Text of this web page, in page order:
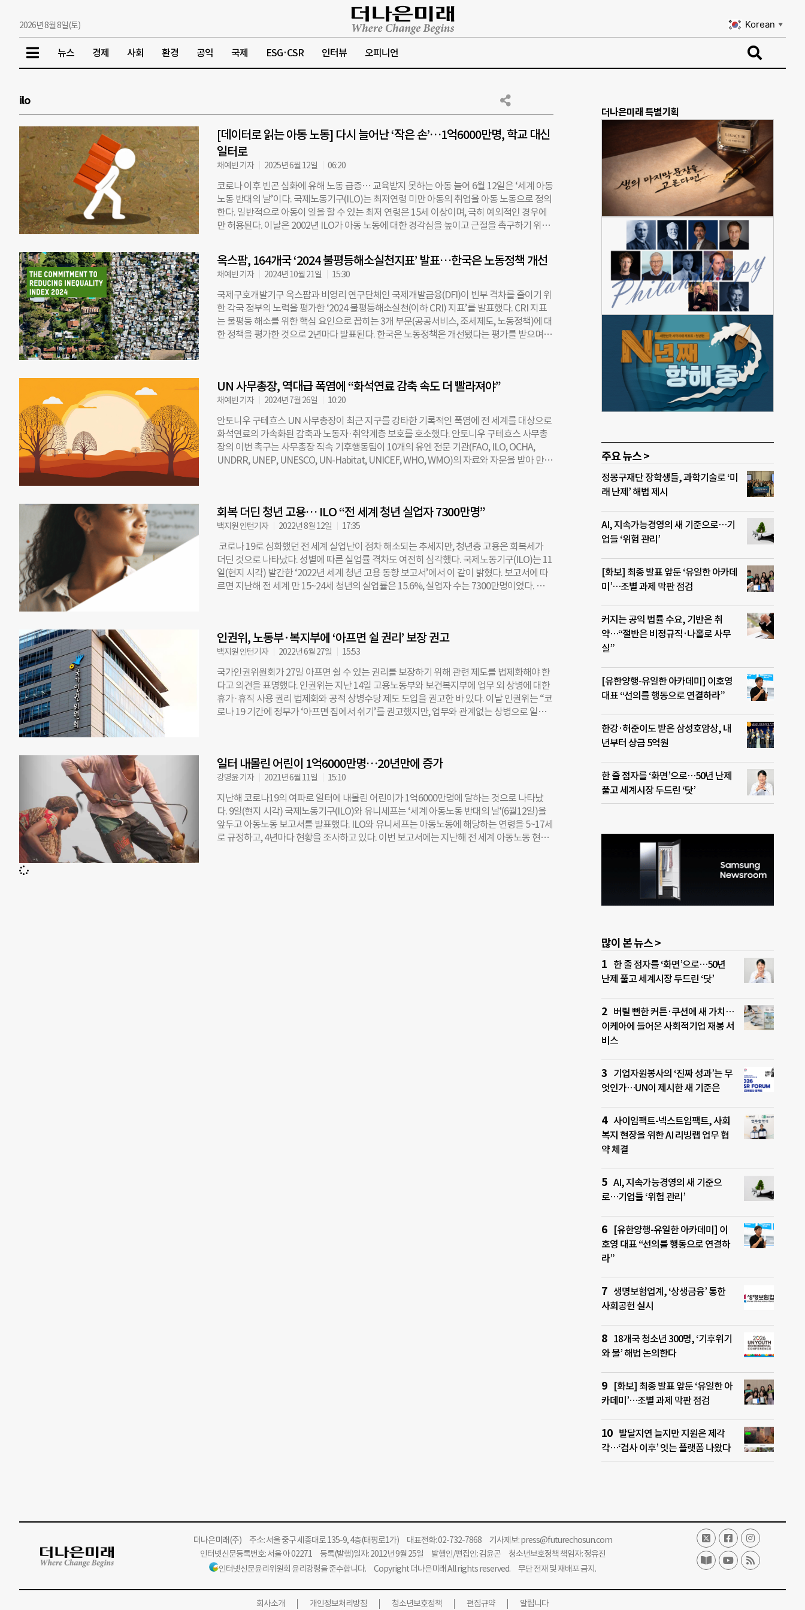
2026년 8월 8일(토) Korean ▼
뉴스 경제 사회 환경 공익 국제 ESG·CSR 인터뷰 오피니언
ilo
[데이터로 읽는 아동 노동] 다시 늘어난 ‘작은 손’…1억6000만명, 학교 대신
일터로
채예빈 기자 2025년 6월 12일 06:20
코로나 이후 빈곤 심화에 유해 노동 급증… 교육받지 못하는 아동 늘어 6월 12일은 ‘세계 아동
노동 반대의 날’이다. 국제노동기구(ILO)는 최저연령 미만 아동의 취업을 아동 노동으로 정의
한다. 일반적으로 아동이 일을 할 수 있는 최저 연령은 15세 이상이며, 극히 예외적인 경우에
만 허용된다. 이날은 2002년 ILO가 아동 노동에 대한 경각심을 높이고 근절을 촉구하기 위해
다. ◇ 1억 6000만명 2021년 유니세프와 국제노동기구가 발표한 보고서에 따르면, 전 세계
아동 노동자의 수는 1억 6000만 명에 달한다. 이는 전 세계 5~17세 아동 인구의 10%에 해당
한다. 특히, 아동 노동자 수는 지난 4년 전에 비해 840만 명 증가했으며, 하향세를 보이던 아동
노동 인구가 20년 만에 처음으로 증가세로 돌아섰다. 그중에서도 5~11세 어린이 수가 눈에
띄게 증가해 현재 전 세계 아동 노동자의 절반 이상을 차지하고 있다. 아동 노동 증가의 배경
에는 코로나19로 인해 취약 계층의 빈곤이 심화하고 학교 폐쇄가 길어지며 더 많은 어린이가
노동 시장에 내몰린 것이 있다는 분석이 나온다. 보고서는 세계 아동 노동 인구가 2022년 말
년 이후 650만명 증가한 수치다. 이 가운데 430만명은
옥스팜, 164개국 ‘2024 불평등해소실천지표’ 발표…한국은 노동정책 개선
채예빈 기자 2024년 10월 21일 15:30
국제구호개발기구 옥스팜과 비영리 연구단체인 국제개발금융(DFI)이 빈부 격차를 줄이기 위
한 각국 정부의 노력을 평가한 ‘2024 불평등해소실천(이하 CRI) 지표’를 발표했다. CRI 지표
는 불평등 해소를 위한 핵심 요인으로 꼽히는 3개 부문(공공서비스, 조세제도, 노동정책)에 대
한 정책을 평가한 것으로 2년마다 발표된다. 한국은 노동정책은 개선됐다는 평가를 받으며
의 비중이 축소됐고 세제 및 노동권과 최저임금 부문은 역행했다. 조사 대상 10개국 중 9개국
이 1개 이상의 부문에서 퇴행했는데 이는 추세를 되돌리기 긴급 정책이 없으면 90%의 국가
에서 경제적 불평등이 더욱 심화할 것을 시사한다. CRI가 2017년 시범 도입된 이래 처음으로
대부분의 국가에서 3개 부문(공공서비스, 조세제도, 노동정책)이 모두 후퇴했다. 84%의 국가
가 교육, 보건, 사회보장에 대한 투자를 삭감했고, 81%의 국가에서는 불평등을 줄이는 조세
제도의 역할이 약화했으며, 90%의 국가에서는 노동권과 최저임금 상황이 악화했다. 또한 세
계은행 및 국제통화기금(IMF)의 자금을 지원받은 100개국 중 94개국이 지난 2년 동안 공공
국이 삭감을 추진한 것으로 조사됐다. 조사 국가 중 41%가 법률적·실질적 노동권과 노조 조
직화 측면에서 2022년도 지표
UN 사무총장, 역대급 폭염에 “화석연료 감축 속도 더 빨라져야”
채예빈 기자 2024년 7월 26일 10:20
안토니우 구테흐스 UN 사무총장이 최근 지구를 강타한 기록적인 폭염에 전 세계를 대상으로
화석연료의 가속화된 감축과 노동자·취약계층 보호를 호소했다. 안토니우 구테흐스 사무총
장의 이번 촉구는 사무총장 직속 기후행동팀이 10개의 유엔 전문 기관(FAO, ILO, OCHA,
UNDRR, UNEP, UNESCO, UN-Habitat, UNICEF, WHO, WMO)의 자료와 자문을 받아 만든
기록되기도 했다. 이는 인명피해뿐 아니라 경제적 피해까지 일으킨다. 연구 결과에 따르면
2000년부터 2019년까지 매년 약 48만 9천 명의 사람들이 폭염으로 사망했다. ILO는 매년 폭
염으로 2285만 건의 부상과 1만8970건의 사망사고가 일어난다고 보고했다. 무더위로 인한
노동력 손실의 경제 규모는 2022년 기준 8630억 달러(한화 약 1195조 원)에 이른다. 보고서
는 기후위기가 불공평하며 야외노동자와 아동·노인·장애인·기저질환자 등 취약계층에 더욱
큰 타격을 입힌다고 말했다. 그러면서 ▲취약계층 보호 ▲노동자 보호 ▲데이터와 과학을 통
한 회복력 경제와 사회의 강화 ▲지구 온도 상승 1.5도 이내로 제한을 주문했다. 특히 보고서
의 생산과 소비를 30% 이상 줄이려 노력하는 것과 더불어 COP28에서 만든 약속을 제대로
이행하는 것이 필요하다”고 말한다. COP28에서 한
회복 더딘 청년 고용… ILO “전 세계 청년 실업자 7300만명”
백지원 인턴기자 2022년 8월 12일 17:35
코로나 19로 심화했던 전 세계 실업난이 점차 해소되는 추세지만, 청년층 고용은 회복세가
더딘 것으로 나타났다. 성별에 따른 실업률 격차도 여전히 심각했다. 국제노동기구(ILO)는 11
일(현지 시각) 발간한 ‘2022년 세계 청년 고용 동향 보고서’에서 이 같이 밝혔다. 보고서에 따
르면 지난해 전 세계 만 15~24세 청년의 실업률은 15.6%, 실업자 수는 7300만명이었다. 코로
남긴 ‘낙인 효과(Scarring effect)’의 영향을 장기적으로 받을 수 있다”고 설명했다. 노동시장
에서의 낙인효과는 직업 없이 긴 시간을 보내면서 전문적인 기술을 습득할 기회를 놓친 근로
자가 결국 더 적은 임금을 주는 일자리로 내몰리는 현상이다. 청년 실업률은 성별에 따라서도
차이가 있었다. 보고서는 청년 남성의 40.3%, 여성의 27.4%가 올해 취업할 수 있을 것으로 예
측했다. 청년 남성의 취업 가능성이 여성보다 약 1.5배 높다. 보고서는 “이 격차는 지난 20년
동안 거의 줄어들지 않았다”며 “중하위 소득국가는 17.3%p로 가장 격차가 크고, 고소득 국가
는 평균 2.3%p의 격차를 보였다”고 분석했다. 코로나 19 유행 당시 국가별 경제적 사정이 달
있다”고 지적했다. ILO는 청년층 일자리를 많이
인권위, 노동부·복지부에 ‘아프면 쉴 권리’ 보장 권고
백지원 인턴기자 2022년 6월 27일 15:53
국가인권위원회가 27일 아프면 쉴 수 있는 권리를 보장하기 위해 관련 제도를 법제화해야 한
다고 의견을 표명했다. 인권위는 지난 14일 고용노동부와 보건복지부에 업무 외 상병에 대한
휴가·휴직 사용 권리 법제화와 공적 상병수당 제도 도입을 권고한 바 있다. 이날 인권위는 “코
로나 19 기간에 정부가 ‘아프면 집에서 쉬기’를 권고했지만, 업무와 관계없는 상병으로 일하
이나 교원이 아닌 일반 근로자의 업무 외 상병은 사용자의 재량으로 정하기 때문이다. 또 사업
체의 규모, 고용형태, 노동조합의 여부 등에 따른 다른 권리 보장 수준도 양극화의 원인으로
꼽혔다. 인권위는 모든 일하는 사람을 대상으로 하는 공적 상병수당 제도가 필요하다고 권고
했다. 특수형태근로종사자, 플랫폼종사자, 자영업자와 같이 유급 병가의 보호를 받기 어려운
비임금근로자가 업무 외 상병으로 일을 쉬게 될 경우 소득 감소를 보전할 방법이 없다는 이유
다. 인권위는 “헌법 제34조와 유엔 사회권 규약 제9조를 근거로 국제노동기구(ILO) 최저기준
협약을 준용해 공적 상병수당 제도를 조속히 도입해야 한다”고 보건복지부에게 권고했다. 아
일터 내몰린 어린이 1억6000만명…20년만에 증가
강명윤 기자 2021년 6월 11일 15:10
지난해 코로나19의 여파로 일터에 내몰린 어린이가 1억6000만명에 달하는 것으로 나타났
다. 9일(현지 시각) 국제노동기구(ILO)와 유니세프는 ‘세계 아동노동 반대의 날'(6월12일)을
앞두고 아동노동 보고서를 발표했다. ILO와 유니세프는 아동노동에 해당하는 연령을 5~17세
로 규정하고, 4년마다 현황을 조사하고 있다. 이번 보고서에는 지난해 전 세계 아동노동 현장
더나은미래 특별기획
주요 뉴스 >
정몽구재단 장학생들, 과학기술로 ‘미
래 난제’ 해법 제시
AI, 지속가능경영의 새 기준으로…기
업들 ‘위험 관리’
[화보] 최종 발표 앞둔 ‘유일한 아카데
미’…조별 과제 막판 점검
커지는 공익 법률 수요, 기반은 취
약…“절반은 비정규직·나홀로 사무
실”
[유한양행-유일한 아카데미] 이호영
대표 “선의를 행동으로 연결하라”
한강·허준이도 받은 삼성호암상, 내
년부터 상금 5억원
한 줄 점자를 ‘화면’으로…50년 난제
풀고 세계시장 두드린 ‘닷’
많이 본 뉴스 >
한 줄 점자를 ‘화면’으로…50년
난제 풀고 세계시장 두드린 ‘닷’
버릴 뻔한 커튼·쿠션에 새 가치…
이케아에 들어온 사회적기업 재봉 서
비스
기업자원봉사의 ‘진짜 성과’는 무
엇인가…UN이 제시한 새 기준은
사이임팩트-넥스트임팩트, 사회
복지 현장을 위한 AI 리빙랩 업무 협
약 체결
AI, 지속가능경영의 새 기준으
로…기업들 ‘위험 관리’
[유한양행-유일한 아카데미] 이
호영 대표 “선의를 행동으로 연결하
라”
생명보험업계, ‘상생금융’ 통한
사회공헌 실시
18개국 청소년 300명, ‘기후위기
와 물’ 해법 논의한다
[화보] 최종 발표 앞둔 ‘유일한 아
카데미’…조별 과제 막판 점검
발달지연 늘지만 지원은 제각
각…‘검사 이후’ 잇는 플랫폼 나왔다
더나은미래(주)주소: 서울 중구 세종대로 135-9, 4층(태평로1가) 대표전화: 02-732-7868 기사제보:press@futurechosun.com
인터넷신문등록번호: 서울 아 02271 등록(발행)일자: 2012년 9월 25일 발행인/편집인: 김윤곤 청소년보호정책 책임자: 정유진
인터넷신문윤리위원회 윤리강령을 준수합니다. Copyright 더나은미래 All rights reserved. 무단 전재 및 재배포 금지.
회사소개 개인정보처리방침 청소년보호정책 편집규약 알립니다